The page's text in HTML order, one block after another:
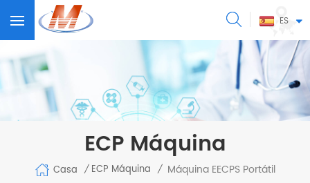
ES
ECP Máquina
Casa / ECP Máquina / Máquina EECPS Portátil